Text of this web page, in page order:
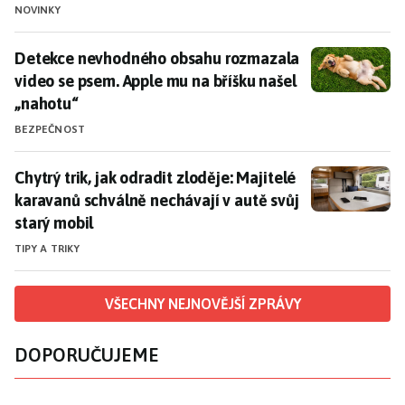
NOVINKY
Detekce nevhodného obsahu rozmazala video se
Detekce nevhodného obsahu rozmazala
video se psem. Apple mu na bříšku našel
„nahotu“
BEZPEČNOST
Chytrý trik, jak odradit zloděje: Majitelé karavanů
Chytrý trik, jak odradit zloděje: Majitelé
karavanů schválně nechávají v autě svůj
starý mobil
TIPY A TRIKY
VŠECHNY NEJNOVĚJŠÍ ZPRÁVY
DOPORUČUJEME